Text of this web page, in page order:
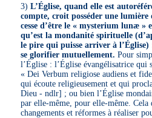
3)L’Église, quand elle est
compte, croit posséder une
cesse d’être le « mysterium lunæ »
qu’est la mondanité spirituelle
le pire qui puisse arriver à
se glorifier mutuellement. Pour
l’Église : l’Église évangélisatrice qui
« Dei Verbum religiose audiens et
qui écoute religieusement et qui
Dieu - ndlr] ; ou bien l’Église
par elle-même, pour elle-même. Cela
changements et réformes à réaliser